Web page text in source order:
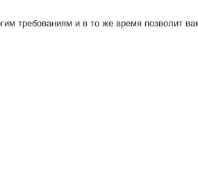
требованиям и в то же время позволит